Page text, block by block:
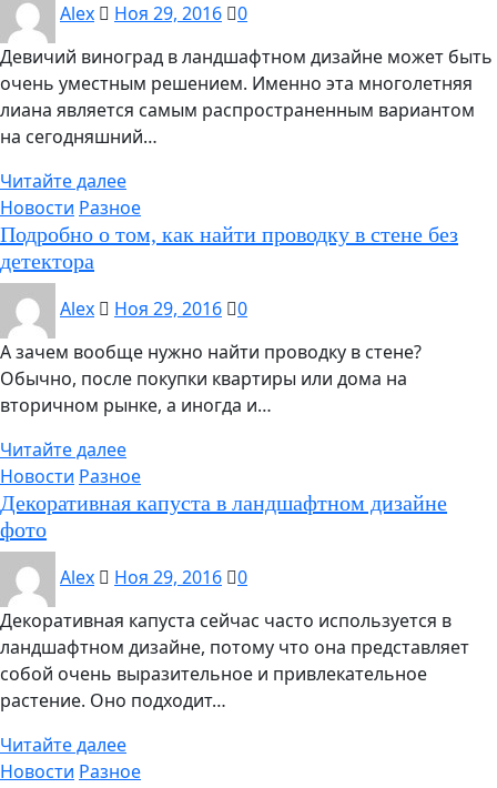
Alex
Ноя 29, 2016
0
Девичий виноград в ландшафтном дизайне может быть
очень уместным решением. Именно эта многолетняя
лиана является самым распространенным вариантом
на сегодняшний…
Читайте далее
Новости Разное
Подробно о том, как найти проводку в стене без
детектора
Alex
Ноя 29, 2016
0
А зачем вообще нужно найти проводку в стене?
Обычно, после покупки квартиры или дома на
вторичном рынке, а иногда и…
Читайте далее
Новости Разное
Декоративная капуста в ландшафтном дизайне
фото
Alex
Ноя 29, 2016
0
Декоративная капуста сейчас часто используется в
ландшафтном дизайне, потому что она представляет
собой очень выразительное и привлекательное
растение. Оно подходит…
Читайте далее
Новости Разное